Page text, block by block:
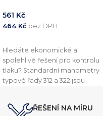
561 Kč
464 Kč bez DPH
Hledáte ekonomické a
spolehlivé řešení pro kontrolu
tlaku? Standardní manometry
typové řady 312 a 322 jsou
přesnost a shodu s evropskými
ŘEŠENÍ NA MÍRU